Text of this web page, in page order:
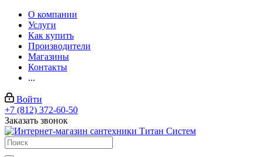
О компании
Услуги
Как купить
Производители
Магазины
Контакты
...
Войти
+7 (812) 372-60-50
Заказать звонок